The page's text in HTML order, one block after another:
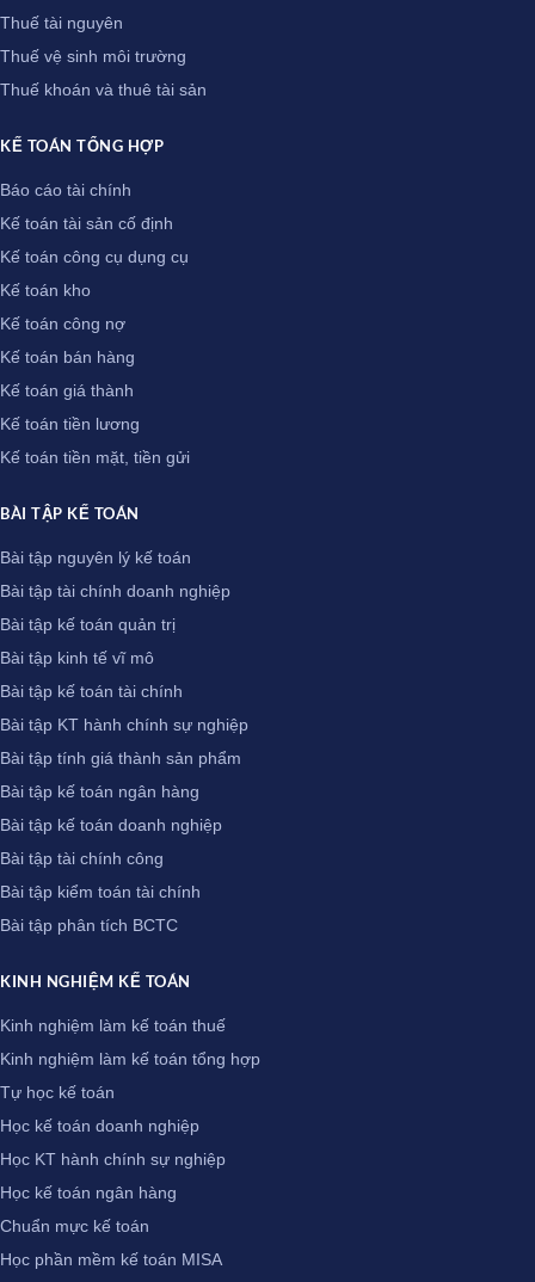
Thuế tài nguyên
Thuế vệ sinh môi trường
Thuế khoán và thuê tài sản
KẾ TOÁN TỔNG HỢP
Báo cáo tài chính
Kế toán tài sản cố định
Kế toán công cụ dụng cụ
Kế toán kho
Kế toán công nợ
Kế toán bán hàng
Kế toán giá thành
Kế toán tiền lương
Kế toán tiền mặt, tiền gửi
BÀI TẬP KẾ TOÁN
Bài tập nguyên lý kế toán
Bài tập tài chính doanh nghiệp
Bài tập kế toán quản trị
Bài tập kinh tế vĩ mô
Bài tập kế toán tài chính
Bài tập KT hành chính sự nghiệp
Bài tập tính giá thành sản phẩm
Bài tập kế toán ngân hàng
Bài tập kế toán doanh nghiệp
Bài tập tài chính công
Bài tập kiểm toán tài chính
Bài tập phân tích BCTC
KINH NGHIỆM KẾ TOÁN
Kinh nghiệm làm kế toán thuế
Kinh nghiệm làm kế toán tổng hợp
Tự học kế toán
Học kế toán doanh nghiệp
Học KT hành chính sự nghiệp
Học kế toán ngân hàng
Chuẩn mực kế toán
Học phần mềm kế toán MISA